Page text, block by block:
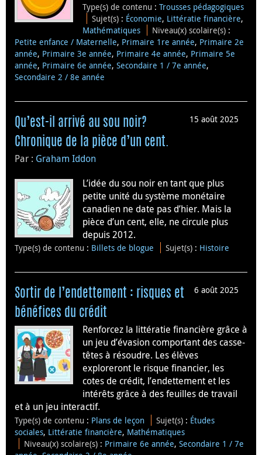
Type(s) de contenu : Trousses pédagogiques
Sujet(s) : Économie, Littératie financière,
Mathématiques
Niveau(x) scolaire(s) :
Petite enfance / Maternelle, Primaire 1re année, Primaire 2e
année, Primaire 3e année, Primaire 4e année, Primaire 5e
année, Primaire 6e année, Secondaire 1 / 7e année,
Secondaire 2 / 8e année
15 août 2025
Qu’est-il arrivé au sou noir?
Chronique de la pièce d’un cent.
Par : Graham Iddon
L’idée du sou noir en tant que plus
petite unité du système monétaire
canadien ne date pas d’hier. Mais la
pièce d’un cent, elle, ne circule plus
depuis 2012.
Type(s) de contenu : Billets de blogue Sujet(s) : Histoire
6 août 2025
Sortir de l’endettement : risques et
bénéfices du crédit
Renforcez la littératie financière grâce à
un jeu d’évasion comportant des casse-
têtes à résoudre. Les élèves
exploreront le risque financier, les
cotes de crédit, l’endettement et les
intérêts grâce à des feuilles de travail
et à un jeu interactif.
Type(s) de contenu : Plans de leçon Sujet(s) : Études
sociales, Littératie financière, Mathématiques
Niveau(x) scolaire(s) : Primaire 6e année,Secondaire 1 / 7e